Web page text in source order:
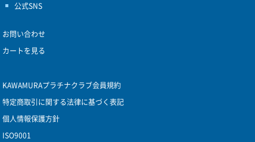
公式SNS
お問い合わせ
カートを見る
KAWAMURAプラチナクラブ会員規約
特定商取引に関する法律に基づく表記
個人情報保護方針
ISO9001